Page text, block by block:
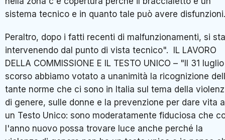
sistema tecnico e in quanto tale può avere disfunzioni.
Peraltro, dopo i fatti recenti di malfunzionamenti, si sta
intervenendo dal punto di vista tecnico". IL LAVORO
DELLA COMMISSIONE E IL TESTO UNICO – "Il 31 luglio
scorso abbiamo votato a unanimità la ricognizione
tante norme che ci sono in Italia sul tema della
di genere, sulle donne e la prevenzione per dare vita a
un Testo Unico: sono moderatamente fiduciosa che
l'anno nuovo possa trovare luce anche perché la